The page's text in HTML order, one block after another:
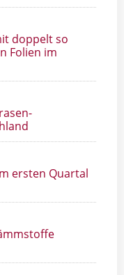
doppelt so
Folien im
ersten Quartal